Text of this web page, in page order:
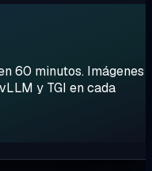
60 minutos. Imágenes
y TGI en cada